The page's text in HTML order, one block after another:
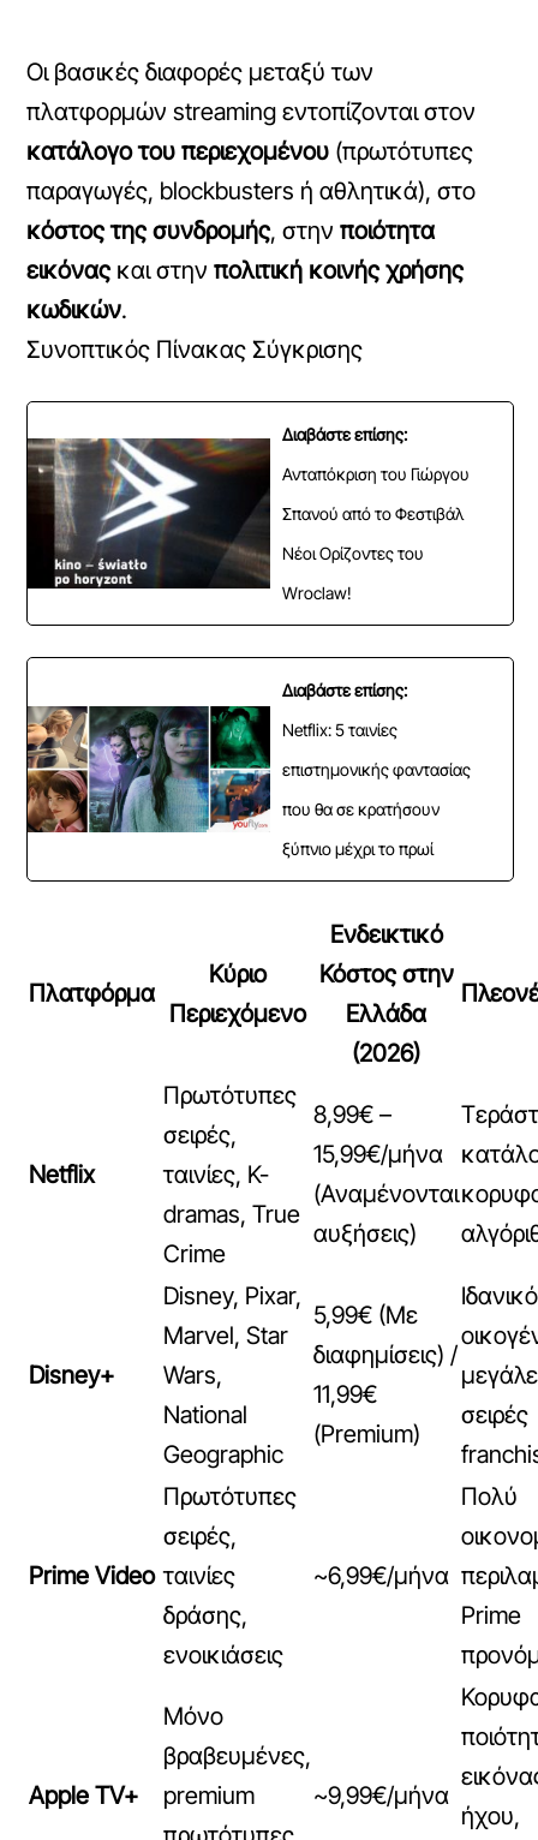
Οι βασικές διαφορές μεταξύ των
πλατφορμών streaming εντοπίζονται στον
κατάλογο του περιεχομένου (πρωτότυπες
παραγωγές, blockbusters ή αθλητικά), στο
κόστος της συνδρομής, στηνποιότητα
εικόναςκαι στηνπολιτική κοινής χρήσης
κωδικών.
Συνοπτικός Πίνακας Σύγκρισης
Διαβάστε επίσης:
Ανταπόκριση του Γιώργου
Σπανού από το Φεστιβάλ
Νέοι Ορίζοντες του
Wroclaw!
Διαβάστε επίσης:
Netflix: 5 ταινίες
επιστημονικής φαντασίας
που θα σε κρατήσουν
ξύπνιο μέχρι το πρωί
Πλατφόρμα
Κύριο
Περιεχόμενο
Ενδεικτικό
Κόστος στην
Ελλάδα
(2026)
Netflix
Πρωτότυπες
σειρές,
ταινίες, K-
dramas, True
Crime
8,99€ –
15,99€/μήνα
(Αναμένονται
αυξήσεις)
Disney+
Disney, Pixar,
Marvel, Star
Wars,
National
Geographic
5,99€ (Με
διαφημίσεις) /
11,99€
(Premium)
σειρές
Prime Video
Πρωτότυπες
σειρές,
ταινίες
δράσης,
ενοικιάσεις
~6,99€/μήνα
Πολύ
Prime
Apple TV+
Μόνο
βραβευμένες,
premium
~9,99€/μήνα
ήχου,